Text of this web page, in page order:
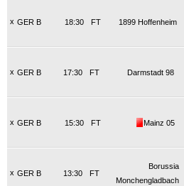
x GER B FT
18:30 1899 Hoffenheim
x GER B FT
17:30 Darmstadt 98
x GER B FT
15:30 Mainz 05
x GER B FT
13:30
Borussia
Monchengladbach